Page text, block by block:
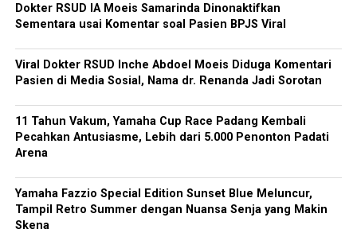
Dokter RSUD IA Moeis Samarinda Dinonaktifkan
Sementara usai Komentar soal Pasien BPJS Viral
Viral Dokter RSUD Inche Abdoel Moeis Diduga Komentari
Pasien di Media Sosial, Nama dr. Renanda Jadi Sorotan
11 Tahun Vakum, Yamaha Cup Race Padang Kembali
Pecahkan Antusiasme, Lebih dari 5.000 Penonton Padati
Arena
Yamaha Fazzio Special Edition Sunset Blue Meluncur,
Tampil Retro Summer dengan Nuansa Senja yang Makin
Skena